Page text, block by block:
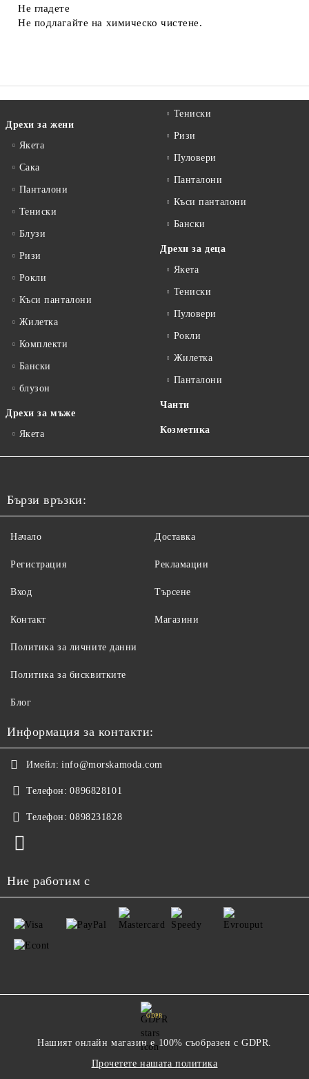
Не гладете
Не подлагайте на химическо чистене.
Дрехи за жени
Якета
Сакa
Панталони
Тениски
Блузи
Ризи
Рокли
Къси панталони
Жилетка
Комплекти
Бански
блузон
Дрехи за мъже
Якета
Тениски
Ризи
Пуловери
Панталони
Къси панталони
Бански
Дрехи за деца
Якета
Тениски
Пуловери
Рокли
Жилетка
Панталони
Чанти
Козметика
Бързи връзки:
Начало
Регистрация
Вход
Контакт
Доставка
Рекламации
Търсене
Магазини
Политика за личните данни
Политика за бисквитките
Блог
Информация за контакти:
Имейл: info@morskamoda.com
Телефон: 0896828101
Телефон: 0898231828
Ние работим с
GDPR
Нашият онлайн магазин е 100% съобразен с GDPR.
Прочетете нашата политика